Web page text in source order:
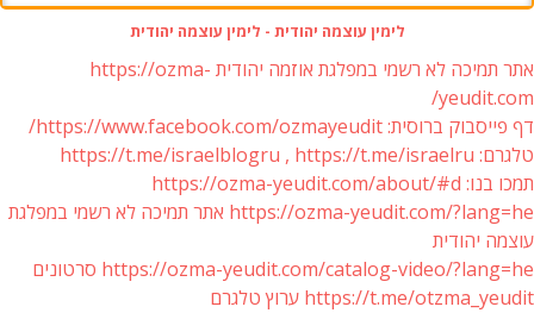
לימין עוצמה יהודית - לימין עוצמה יהודית
אתר תמיכה לא רשמי במפלגת אוזמה יהודית https://ozma-
yeudit.com/
דף פייסבוק ברוסית: https://www.facebook.com/ozmayeudit/
טלגרם: https://t.me/israelblogru , https://t.me/israelru
תמכו בנו: https://ozma-yeudit.com/about/#d
https://ozma-yeudit.com/?lang=he אתר תמיכה לא רשמי במפלגת
עוצמה יהודית
https://ozma-yeudit.com/catalog-video/?lang=he סרטונים
https://t.me/otzma_yeudit ערוץ טלגרם